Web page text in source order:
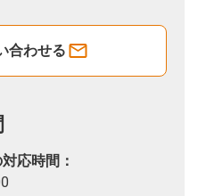
合わせる
応時間：